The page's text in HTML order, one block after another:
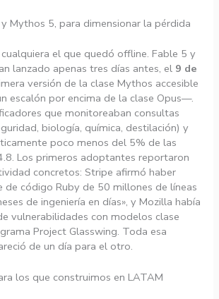
Mythos 5, para dimensionar la pérdida
el que quedó offline. Fable 5 y
lanzado apenas tres días antes, el 9 de
versión de la clase Mythos accesible
escalón por encima de la clase Opus—.
que monitoreaban consultas
biología, química, destilación) y
poco menos del 5% de las
Los primeros adoptantes reportaron
concretos: Stripe afirmó haber
de código Ruby de 50 millones de líneas
de ingeniería en días», y Mozilla había
vulnerabilidades con modelos clase
Project Glasswing. Toda esa
de un día para el otro.
los que construimos en LATAM